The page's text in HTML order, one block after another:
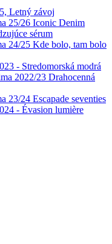
Letný závoj
25/26 Iconic Denim
sérum
24/25 Kde bolo, tam bolo
- Stredomorská modrá
2022/23 Drahocenná
23/24 Escapade seventies
- Évasion lumière